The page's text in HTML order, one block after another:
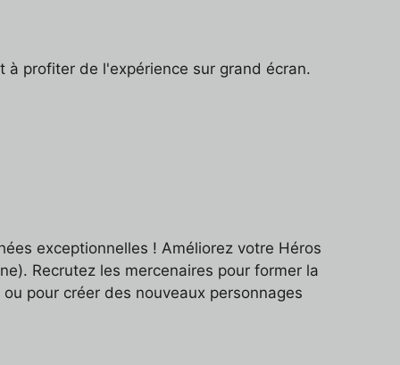
profiter de l'expérience sur grand écran.
exceptionnelles ! Améliorez votre Héros
Recrutez les mercenaires pour former la
pour créer des nouveaux personnages